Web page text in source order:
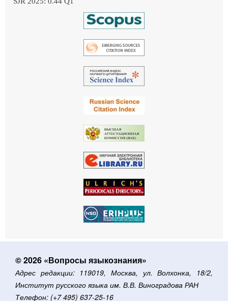
© 2026 «Вопросы языкознания»
Адрес редакции: 119019, Москва, ул. Волхонка, 18/2,
Институт русского языка им. В.В. Виноградова РАН
Телефон: (+7 495) 637-25-16